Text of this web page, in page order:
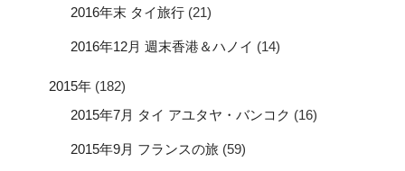
2016年末 タイ旅行 (21)
2016年12月 週末香港＆ハノイ (14)
2015年 (182)
2015年7月 タイ アユタヤ・バンコク (16)
2015年9月 フランスの旅 (59)